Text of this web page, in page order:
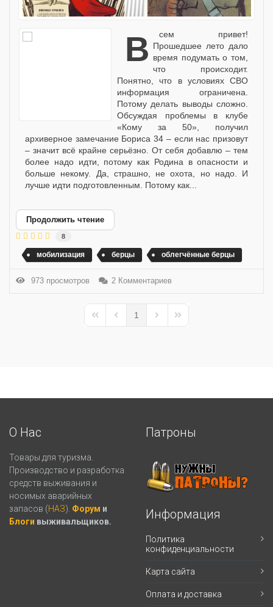
Всем привет! Прошедшее лето дало
время подумать о том,
что происходит.
Понятно, что в условиях СВО
информация ограничена.
Потому делать выводы сложно.
Обсуждая проблемы в клубе
«Кому за 50», получил
архиверное замечание Бориса 34 – если нас призовут
– значит всё крайне серьёзно. От себя добавлю – тем
более надо идти, потому как Родина в опасности и
больше некому. Да, страшно, не охота, но надо. И
лучше идти подготовленным. Потому как...
Продолжить чтение
8
мобилизация берцы облегчённые берцы
973 просмотров 2 Комментариев
First PagePrevious Page
1
Next PageLast Page
О Нас
Товары для туризма.
Производство и разработка
средств выживания и
носимых аварийных
запасов (НАЗ). Форум и
Блоги выживальщиков.
Патроны
Информация
Политика
конфиденциальности
Карта сайта
Оплата и доставка